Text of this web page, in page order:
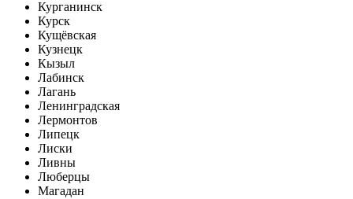
Курганинск
Курск
Кущёвская
Кузнецк
Кызыл
Лабинск
Лагань
Ленинградская
Лермонтов
Липецк
Лиски
Ливны
Люберцы
Магадан